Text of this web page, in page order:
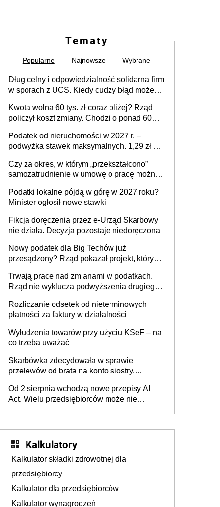
Tematy
Popularne Najnowsze Wybrane
Dług celny i odpowiedzialność solidarna firm
w sporach z UCS. Kiedy cudzy błąd może
Kwota wolna 60 tys. zł coraz bliżej? Rząd
policzył koszt zmiany. Chodzi o ponad 60
Podatek od nieruchomości w 2027 r. –
podwyżka stawek maksymalnych. 1,29 zł za
budynków i lokali związanych z
prowadzeniem działalności gospodarczej
Czy za okres, w którym „przekształcono”
samozatrudnienie w umowę o pracę można
umowy cywilnoprawnej jedynym
racjonalnym wyjściem
Podatki lokalne pójdą w górę w 2027 roku?
Minister ogłosił nowe stawki
Fikcja doręczenia przez e-Urząd Skarbowy
nie działa. Decyzja pozostaje niedoręczona
Nowy podatek dla Big Techów już
przesądzony? Rząd pokazał projekt, który
Trwają prace nad zmianami w podatkach.
Rząd nie wyklucza podwyższenia drugiego
Rozliczanie odsetek od nieterminowych
płatności za faktury w działalności
Wyłudzenia towarów przy użyciu KSeF – na
co trzeba uważać
Skarbówka zdecydowała w sprawie
przelewów od brata na konto siostry.
darowizna, ale podatku jednak nie będzie
Od 2 sierpnia wchodzą nowe przepisy AI
Act. Wielu przedsiębiorców może nie
Kalkulatory
Kalkulator składki zdrowotnej dla
przedsiębiorcy
Kalkulator dla przedsiębiorców
Kalkulator wynagrodzeń